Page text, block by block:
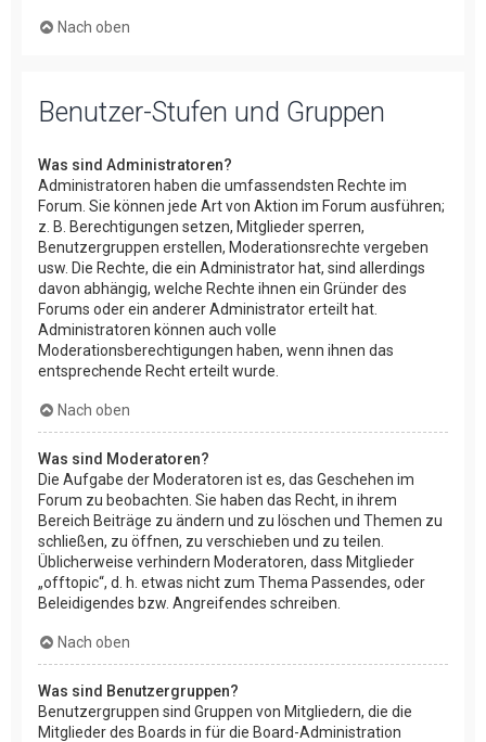
Nach oben
Benutzer-Stufen und Gruppen
Was sind Administratoren?
Administratoren haben die umfassendsten Rechte im
Forum. Sie können jede Art von Aktion im Forum ausführen;
z. B. Berechtigungen setzen, Mitglieder sperren,
Benutzergruppen erstellen, Moderationsrechte vergeben
usw. Die Rechte, die ein Administrator hat, sind allerdings
davon abhängig, welche Rechte ihnen ein Gründer des
Forums oder ein anderer Administrator erteilt hat.
Administratoren können auch volle
Moderationsberechtigungen haben, wenn ihnen das
entsprechende Recht erteilt wurde.
Nach oben
Was sind Moderatoren?
Die Aufgabe der Moderatoren ist es, das Geschehen im
Forum zu beobachten. Sie haben das Recht, in ihrem
Bereich Beiträge zu ändern und zu löschen und Themen zu
schließen, zu öffnen, zu verschieben und zu teilen.
Üblicherweise verhindern Moderatoren, dass Mitglieder
„offtopic“, d. h. etwas nicht zum Thema Passendes, oder
Beleidigendes bzw. Angreifendes schreiben.
Nach oben
Was sind Benutzergruppen?
Benutzergruppen sind Gruppen von Mitgliedern, die die
Mitglieder des Boards in für die Board-Administration